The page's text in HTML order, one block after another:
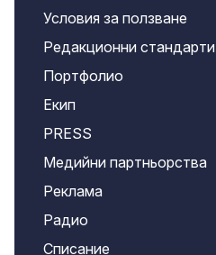
Условия за ползване
Редакционни стандарти
Портфолио
Екип
PRESS
Медийни партньорства
Реклама
Радио
Списание